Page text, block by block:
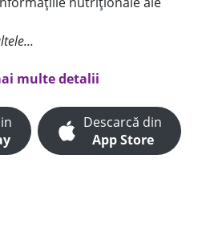
multe detalii
Descarcă din
App Store